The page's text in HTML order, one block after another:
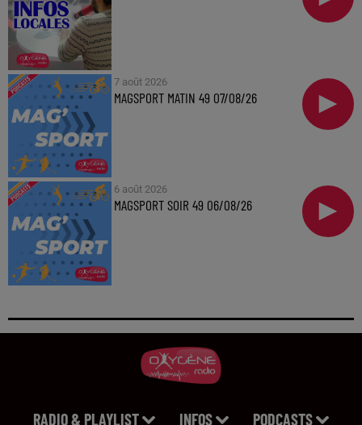
7 août 2026
MAGSPORT MATIN 49 07/08/26
6 août 2026
MAGSPORT SOIR 49 06/08/26
RADIO & PLAYLIST INFOS PODCASTS